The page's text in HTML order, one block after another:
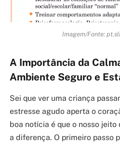
Imagem/Fonte:
A Importância da
Ambiente Seguro e
Sei que ver uma criança
estresse agudo aperta o
boa notícia é que o nosso
a diferença. O primeiro passo